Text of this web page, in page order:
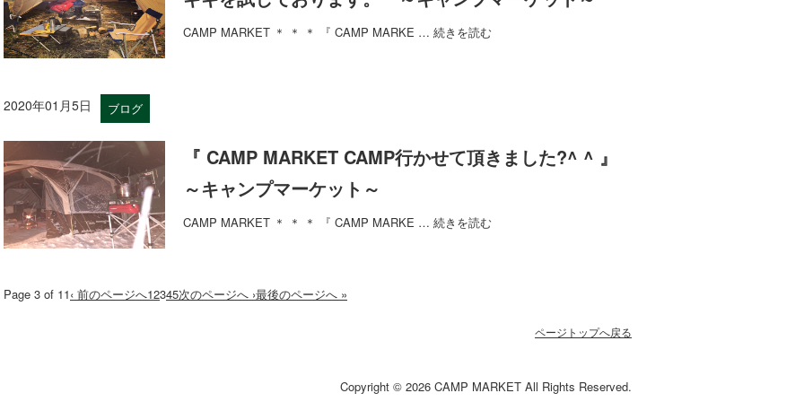
CAMP MARKET ＊ ＊ ＊ 『 CAMP MARKE … 続きを読む
2020年01月5日 ブログ
『 CAMP MARKET CAMP行かせて頂きました?^ ^ 』
～キャンプマーケット～
CAMP MARKET ＊ ＊ ＊ 『 CAMP MARKE … 続きを読む
Page 3 of 11‹ 前のページへ12345次のページへ ›最後のページへ »
ページトップへ戻る
Copyright © 2026 CAMP MARKET All Rights Reserved.